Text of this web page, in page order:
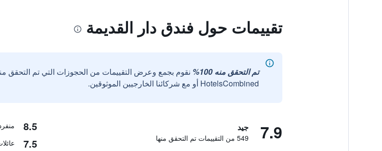
تقييمات حول فندق دار القديمة
تم التحقق منه 100%
نقوم بجمع وعرض التقييمات من الحجوزات التي تم التحقق
HotelsCombined أو مع شركائنا الخارجيين الموثوقين.
7.9 جيد
549 من التقييمات تم التحقق منها
8.5
7.5